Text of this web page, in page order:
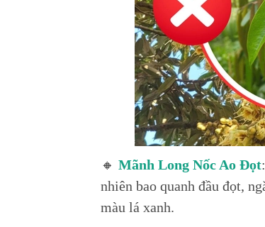
🔸 Mãnh Long Nốc Ao Đọt
nhiên bao quanh đầu đọt,
màu lá xanh.